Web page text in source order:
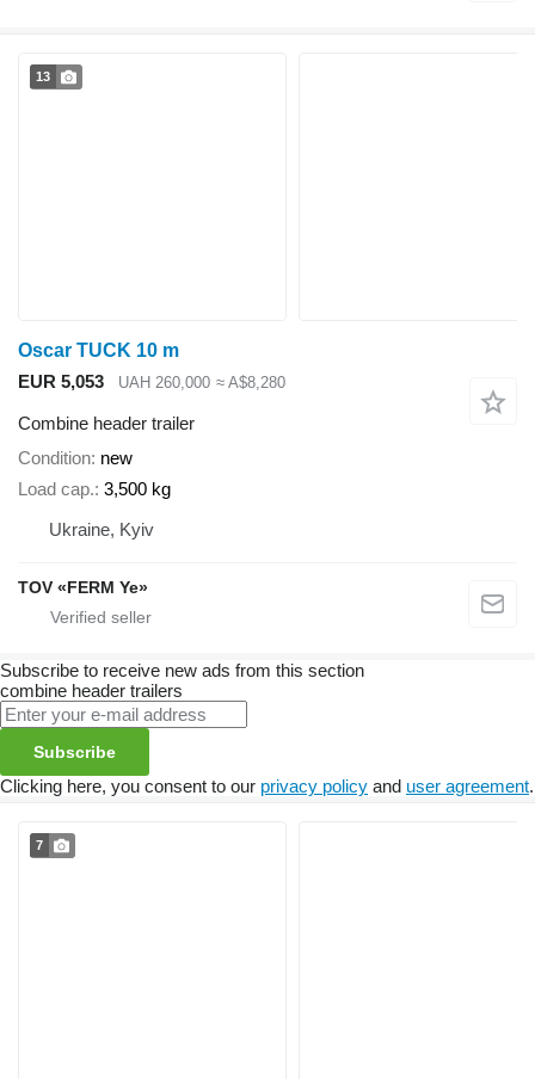
13
Oscar TUCK 10 m
EUR 5,053
UAH 260,000 ≈ A$8,280
Combine header trailer
Condition new
Load cap. 3,500 kg
Ukraine, Kyiv
TOV «FERM Ye»
Subscribe to receive new ads from this section
combine header trailers
Subscribe
Clicking here, you consent to our privacy policy and user agreement.
7